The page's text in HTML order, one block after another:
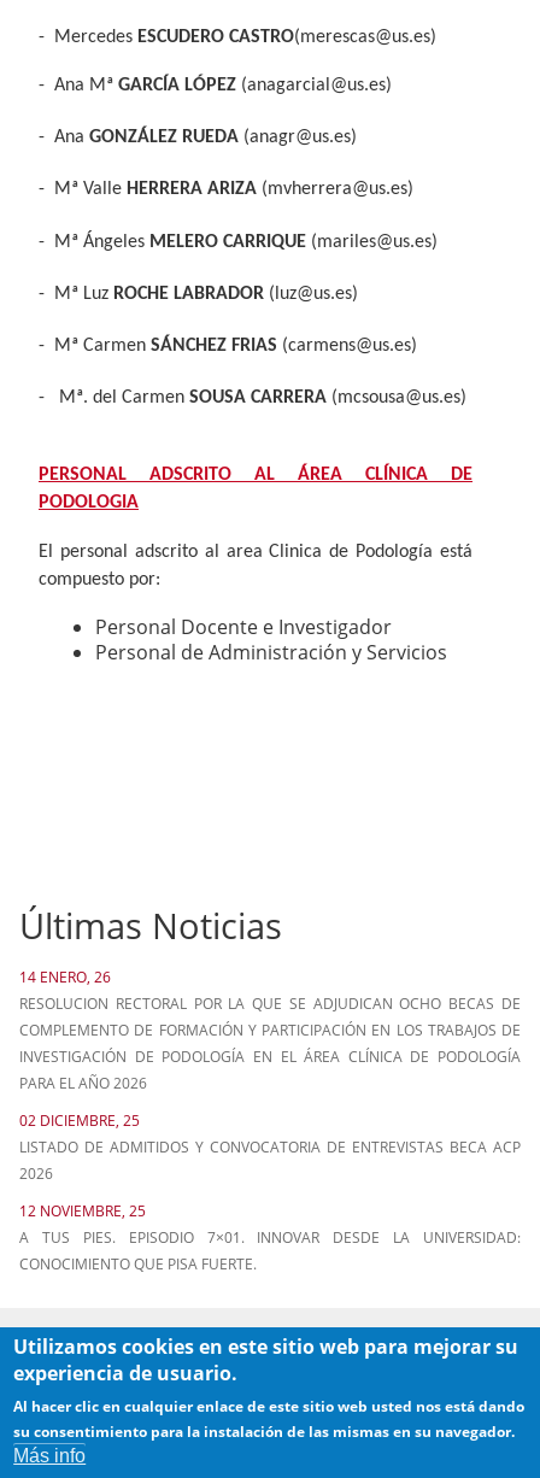
- Mercedes ESCUDERO CASTRO(merescas@us.es)
- Ana Mª GARCÍA LÓPEZ (anagarcial@us.es)
- Ana GONZÁLEZ RUEDA (anagr@us.es)
- Mª Valle HERRERA ARIZA (mvherrera@us.es)
- Mª Ángeles MELERO CARRIQUE (mariles@us.es)
- Mª Luz ROCHE LABRADOR (luz@us.es)
- Mª Carmen SÁNCHEZ FRIAS (carmens@us.es)
- Mª. del Carmen SOUSA CARRERA (mcsousa@us.es)
PERSONAL ADSCRITO AL ÁREA CLÍNICA DE
PODOLOGIA
El personal adscrito al area Clinica de Podología está
compuesto por:
Personal Docente e Investigador
Personal de Administración y Servicios
Últimas Noticias
14 ENERO, 26
RESOLUCION RECTORAL POR LA QUE SE ADJUDICAN OCHO BECAS DE
COMPLEMENTO DE FORMACIÓN Y PARTICIPACIÓN EN LOS TRABAJOS DE
INVESTIGACIÓN DE PODOLOGÍA EN EL ÁREA CLÍNICA DE PODOLOGÍA
PARA EL AÑO 2026
02 DICIEMBRE, 25
LISTADO DE ADMITIDOS Y CONVOCATORIA DE ENTREVISTAS BECA ACP
2026
12 NOVIEMBRE, 25
A TUS PIES. EPISODIO 7×01. INNOVAR DESDE LA UNIVERSIDAD:
CONOCIMIENTO QUE PISA FUERTE.
Utilizamos cookies en este sitio web para mejorar su
experiencia de usuario.
Al hacer clic en cualquier enlace de este sitio web usted nos está dando
su consentimiento para la instalación de las mismas en su navegador.
Más info